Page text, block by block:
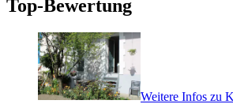
Top-Bewertung
Weitere Infos zu